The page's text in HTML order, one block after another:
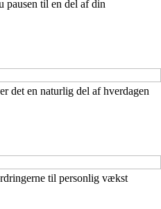
pausen til en del af din
det en naturlig del af hverdagen
til personlig vækst